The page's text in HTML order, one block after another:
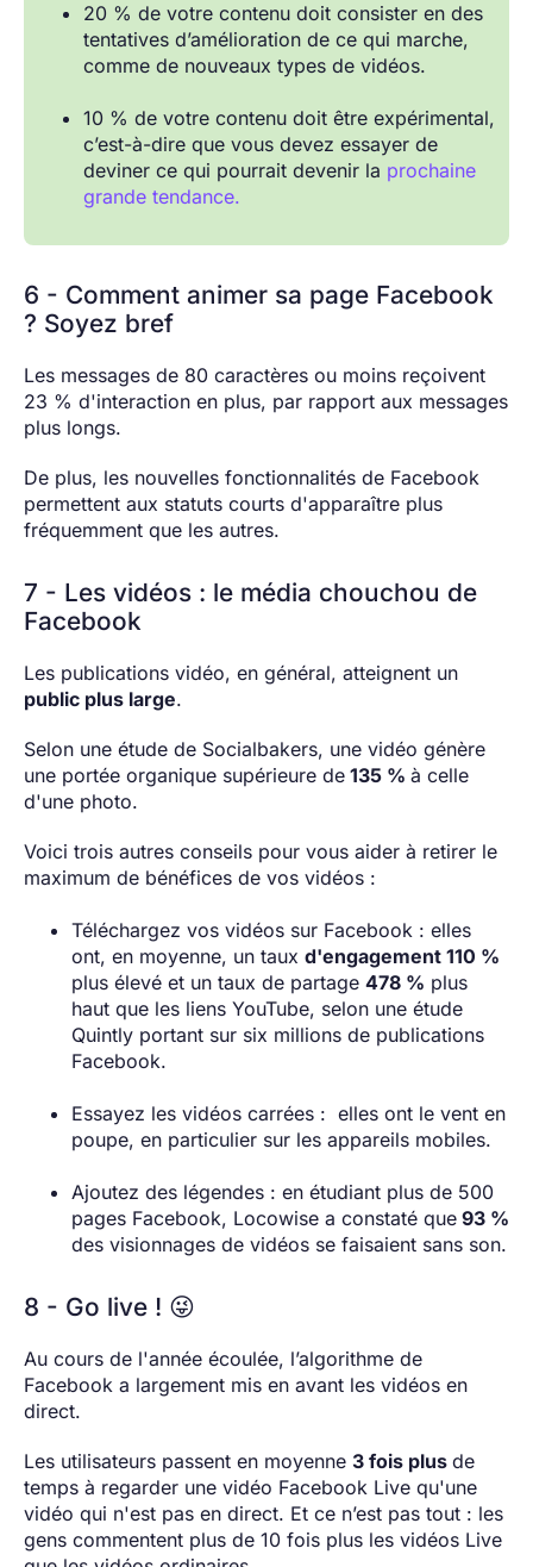
20 % de votre contenu doit consister en des
tentatives d’amélioration de ce qui marche,
comme de nouveaux types de vidéos.
10 % de votre contenu doit être expérimental,
c’est-à-dire que vous devez essayer de
deviner ce qui pourrait devenir la prochaine
grande tendance.
6 - Comment animer sa page Facebook
? Soyez bref
Les messages de 80 caractères ou moins reçoivent
23 % d'interaction en plus, par rapport aux messages
plus longs.
De plus, les nouvelles fonctionnalités de Facebook
permettent aux statuts courts d'apparaître plus
fréquemment que les autres.
7 - Les vidéos : le média chouchou de
Facebook
Les publications vidéo, en général, atteignent un
public plus large.
Selon une étude de Socialbakers, une vidéo génère
une portée organique supérieure de 135 % à celle
d'une photo.
Voici trois autres conseils pour vous aider à retirer le
maximum de bénéfices de vos vidéos :
Téléchargez vos vidéos sur Facebook : elles
ont, en moyenne, un taux d'engagement 110 %
plus élevé et un taux de partage 478 % plus
haut que les liens YouTube, selon une étude
Quintly portant sur six millions de publications
Facebook.
Essayez les vidéos carrées : elles ont le vent en
poupe, en particulier sur les appareils mobiles.
Ajoutez des légendes : en étudiant plus de 500
pages Facebook, Locowise a constaté que 93 %
des visionnages de vidéos se faisaient sans son.
8 - Go live ! 😜
Au cours de l'année écoulée, l’algorithme de
Facebook a largement mis en avant les vidéos en
direct.
Les utilisateurs passent en moyenne 3 fois plus de
temps à regarder une vidéo Facebook Live qu'une
vidéo qui n'est pas en direct. Et ce n’est pas tout : les
gens commentent plus de 10 fois plus les vidéos Live